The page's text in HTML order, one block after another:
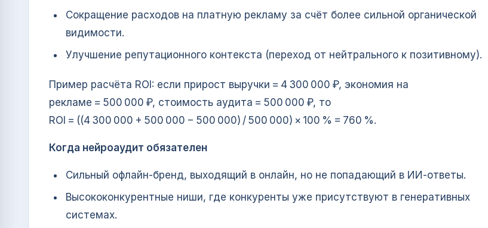
Сокращение расходов на платную рекламу за счёт более сильной органической
видимости.
Улучшение репутационного контекста (переход от нейтрального к позитивному).
Пример расчёта ROI: если прирост выручки = 4 300 000 ₽, экономия на
рекламе = 500 000 ₽, стоимость аудита = 500 000 ₽, то
ROI = ((4 300 000 + 500 000 − 500 000) / 500 000) × 100 % = 760 %.
Когда нейроаудит обязателен
Сильный офлайн‑бренд, выходящий в онлайн, но не попадающий в ИИ‑ответы.
Высококонкурентные ниши, где конкуренты уже присутствуют в генеративных
системах.